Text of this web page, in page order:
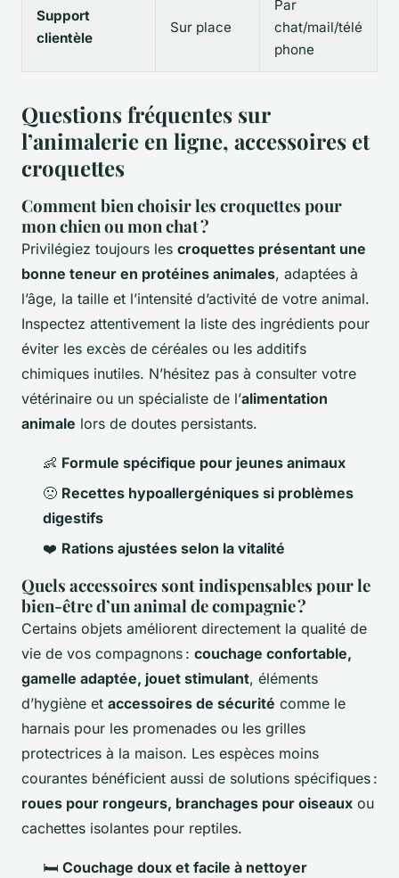
Support
clientèle
Sur place
Par
chat/mail/télé
phone
Questions fréquentes sur
l’animalerie en ligne, accessoires et
croquettes
Comment bien choisir les croquettes pour
mon chien ou mon chat ?
Privilégiez toujours les croquettes présentant une
bonne teneur en protéines animales, adaptées à
l’âge, la taille et l’intensité d’activité de votre animal.
Inspectez attentivement la liste des ingrédients pour
éviter les excès de céréales ou les additifs
chimiques inutiles. N’hésitez pas à consulter votre
vétérinaire ou un spécialiste de l’alimentation
animale lors de doutes persistants.
👶 Formule spécifique pour jeunes animaux
🙁 Recettes hypoallergéniques si problèmes
digestifs
❤️ Rations ajustées selon la vitalité
Quels accessoires sont indispensables pour le
bien-être d’un animal de compagnie ?
Certains objets améliorent directement la qualité de
vie de vos compagnons : couchage confortable,
gamelle adaptée, jouet stimulant, éléments
d’hygiène et accessoires de sécurité comme le
harnais pour les promenades ou les grilles
protectrices à la maison. Les espèces moins
courantes bénéficient aussi de solutions spécifiques :
roues pour rongeurs, branchages pour oiseaux ou
cachettes isolantes pour reptiles.
🛏️ Couchage doux et facile à nettoyer